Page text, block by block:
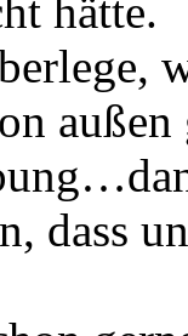
hätte.
dass